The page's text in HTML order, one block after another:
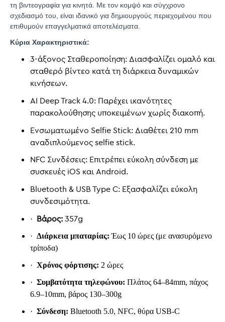
τη βιντεογραφία για κινητά. Με τον κομψό και σύγχρονο
σχεδιασμό του, είναι ιδανικό για δημιουργούς περιεχομένου που
επιθυμούν επαγγελματικά αποτελέσματα.
Κύρια Χαρακτηριστικά:
3-άξονος Σταθεροποίηση: Διασφαλίζει ομαλό και
σταθερό βίντεο κατά τη διάρκεια δυναμικών
κινήσεων.
AI Deep Track 4.0: Παρέχει ικανότητες
παρακολούθησης υποκειμένων χωρίς διακοπή.
Ενσωματωμένο Selfie Stick: Διαθέτει 210 mm
αναδιπλούμενος selfie stick.
NFC Συνδέσεις: Επιτρέπει εύκολη σύνδεση με
συσκευές iOS και Android.
Bluetooth & USB Type C: Εξασφαλίζει εύκολη
συνδεσιμότητα.
· Βάρος: 357g
· Διάρκεια μπαταρίας: Έως 10 ώρες (με ανασυρόμενο
τρίποδα)
· Χρόνος φόρτισης: 2 ώρες
· Συμβατότητα τηλεφώνου: Πλάτος 64–84mm, πάχος
6.9–10mm, βάρος 130–300g
· Σύνδεση: Bluetooth 5.0, NFC, θύρα USB-C